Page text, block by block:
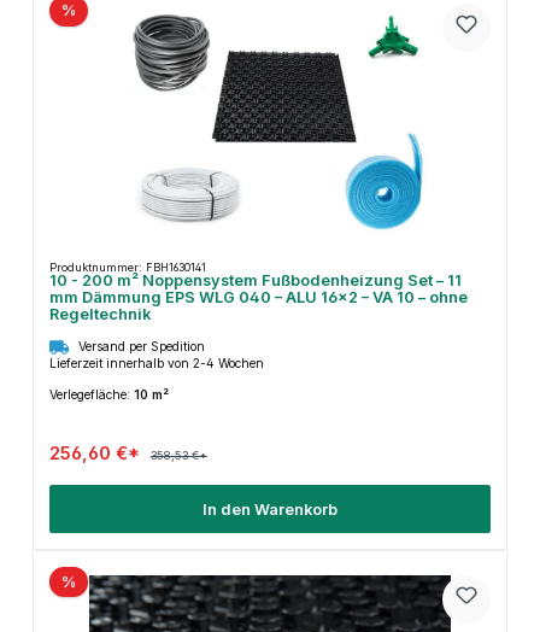
%
Produktnummer: FBH1630141
10 - 200 m² Noppensystem Fußbodenheizung Set – 11
mm Dämmung EPS WLG 040 – ALU 16×2 – VA 10 – ohne
Regeltechnik
Versand per Spedition
Lieferzeit innerhalb von 2-4 Wochen
Verlegefläche: 10 m²
256,60 €* 358,53 €*
In den Warenkorb
%